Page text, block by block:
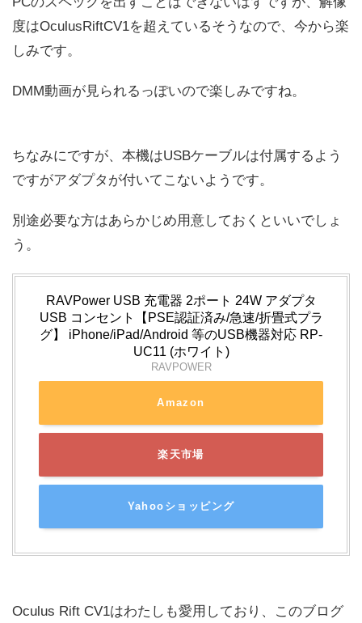
度はOculusRiftCV1を超えているそうなので、今から楽
しみです。
DMM動画が見られるっぽいので楽しみですね。
ちなみにですが、本機はUSBケーブルは付属するよう
ですがアダプタが付いてこないようです。
別途必要な方はあらかじめ用意しておくといいでしょ
う。
RAVPower USB 充電器 2ポート 24W アダプタ
USB コンセント【PSE認証済み/急速/折畳式プラ
グ】 iPhone/iPad/Android 等のUSB機器対応 RP-
UC11 (ホワイト)
RAVPOWER
Amazon
楽天市場
Yahooショッピング
Oculus Rift CV1はわたしも愛用しており、このブログ